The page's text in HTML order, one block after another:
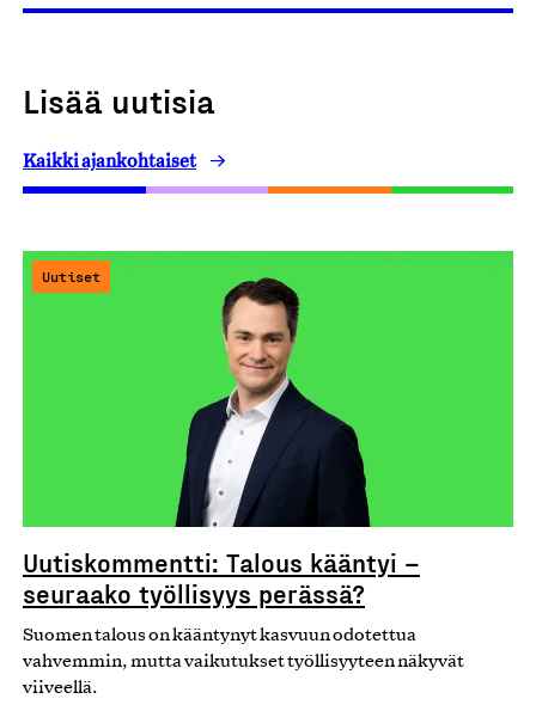
Lisää uutisia
Kaikki ajankohtaiset
Uutiset
Uutiskommentti: Talous kääntyi –
seuraako työllisyys perässä?
Suomen talous on kääntynyt kasvuun odotettua
vahvemmin, mutta vaikutukset työllisyyteen näkyvät
viiveellä.